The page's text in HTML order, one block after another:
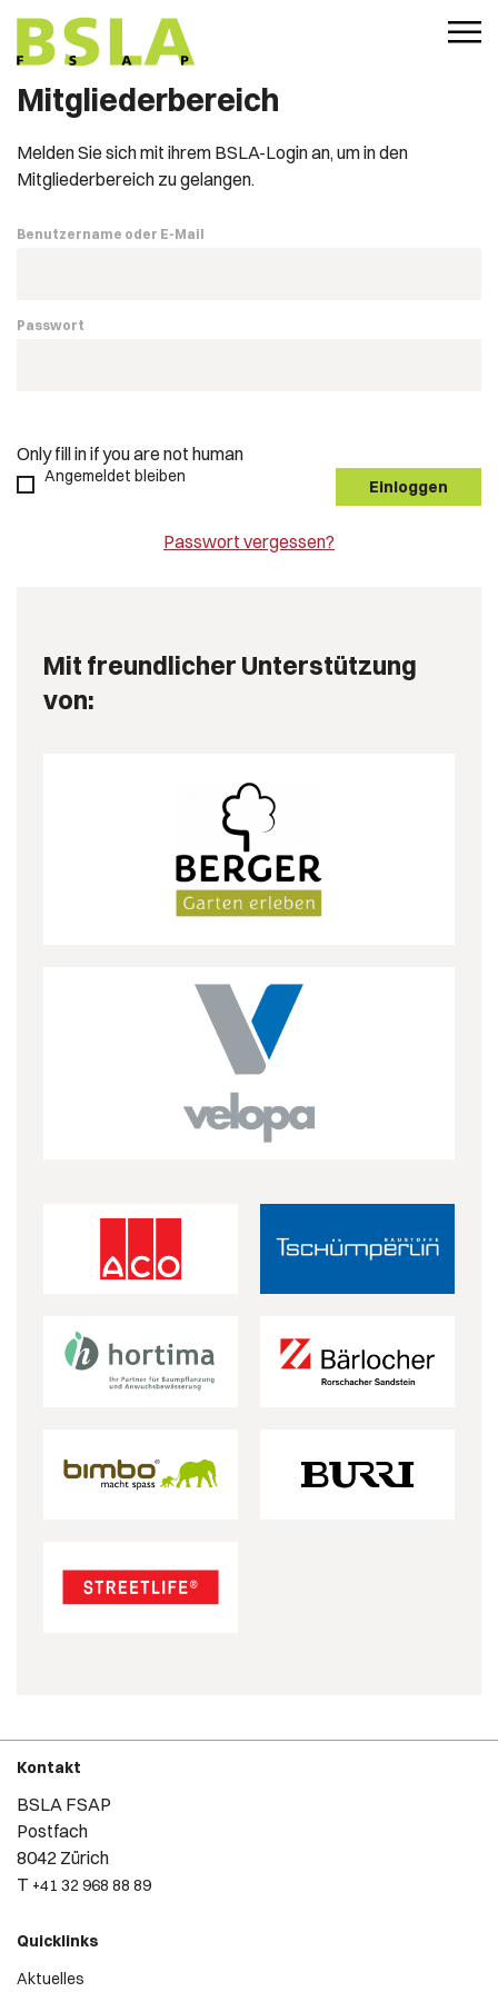
Mitgliederbereich
Melden Sie sich mit ihrem BSLA-Login an, um in den
Mitgliederbereich zu gelangen.
Benutzername oder E-Mail
Passwort
Only fill in if you are not human
Angemeldet bleiben
Passwort vergessen?
Mit freundlicher Unterstützung
von:
Kontakt
BSLA FSAP
Postfach
8042 Zürich
T +41 32 968 88 89
Quicklinks
Aktuelles